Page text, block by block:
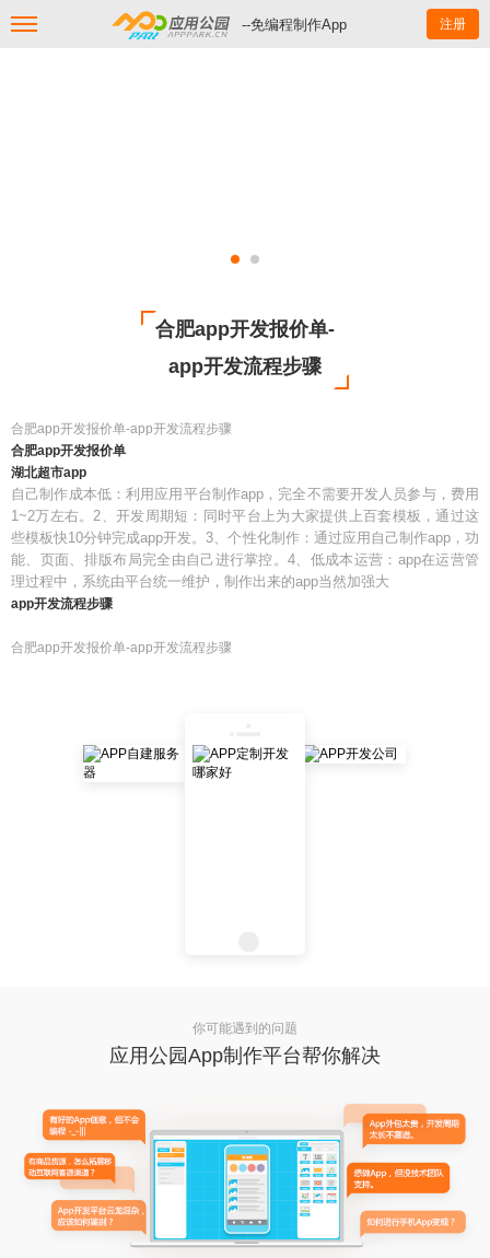
--免编程制作App 注册
合肥app开发报价单-
app开发流程步骤
合肥app开发报价单-app开发流程步骤
合肥app开发报价单
湖北超市app
自己制作成本低：利用应用平台制作app，完全不需要开发人员参与，费用
1~2万左右。2、开发周期短：同时平台上为大家提供上百套模板，通过这
些模板快10分钟完成app开发。3、个性化制作：通过应用自己制作app，功
能、页面、排版布局完全由自己进行掌控。4、低成本运营：app在运营管
理过程中，系统由平台统一维护，制作出来的app当然加强大
app开发流程步骤
合肥app开发报价单-app开发流程步骤
你可能遇到的问题
应用公园App制作平台帮你解决